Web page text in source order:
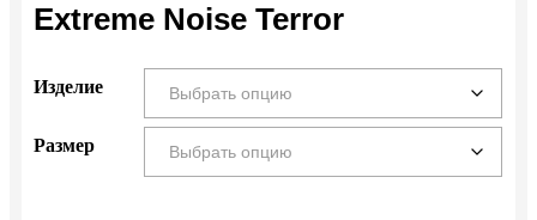
Extreme Noise Terror
Изделие
Размер